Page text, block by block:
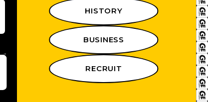
HISTORY
BUSINESS
RECRUIT